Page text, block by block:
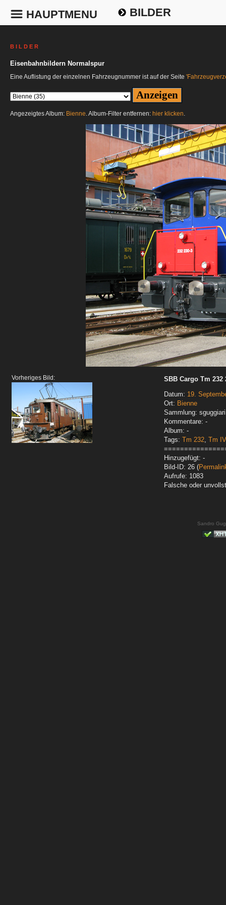
HAUPTMENU BILDER
B I L D E R
Eisenbahnbildern Normalspur
Eine Auflistung der einzelnen Fahrzeugnummer ist auf der Seite
Angezeigtes Album: Bienne. Album-Filter entfernen: hier klicken.
Vorheriges Bild:
SBB Cargo Tm 232
Datum: 19.
Ort: Bienne
Sammlung:
Kommentare: -
Album: -
Tags: Tm 232, Tm IV
Hinzugefügt: -
Bild-ID: 26 (
Aufrufe: 1083
Falsche oder
Sandro